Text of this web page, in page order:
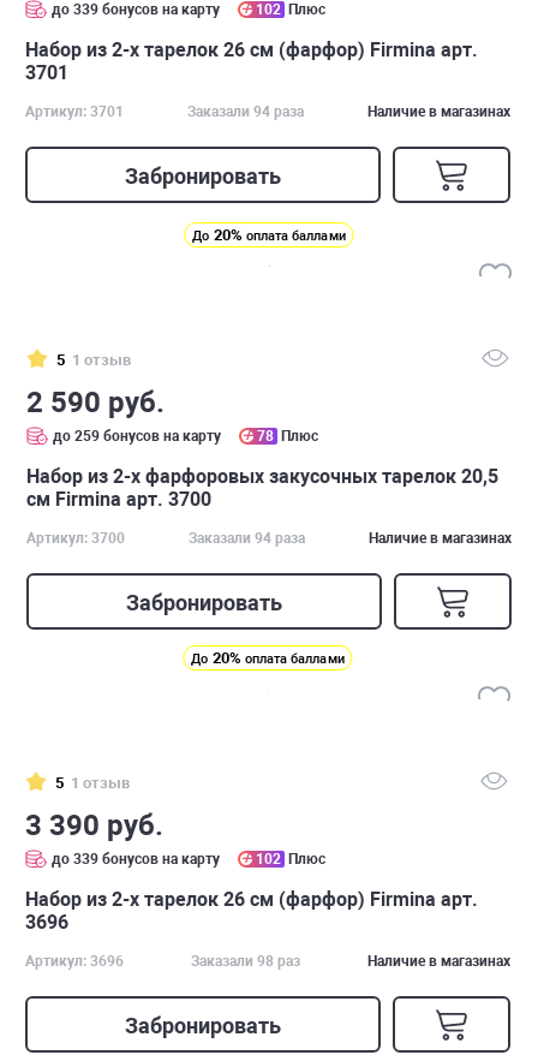
до 339 бонусов на карту 102 Плюс
Набор из 2-х тарелок 26 см (фарфор) Firmina арт.
3701
Артикул: 3701 Заказали 94 раза Наличие в магазинах
Забронировать
До 20% оплата баллами
5 1 отзыв
2 590 руб.
до 259 бонусов на карту 78 Плюс
Набор из 2-х фарфоровых закусочных тарелок 20,5
см Firmina арт. 3700
Артикул: 3700 Заказали 94 раза Наличие в магазинах
Забронировать
До 20% оплата баллами
5 1 отзыв
3 390 руб.
до 339 бонусов на карту 102 Плюс
Набор из 2-х тарелок 26 см (фарфор) Firmina арт.
3696
Артикул: 3696 Заказали 98 раз Наличие в магазинах
Забронировать